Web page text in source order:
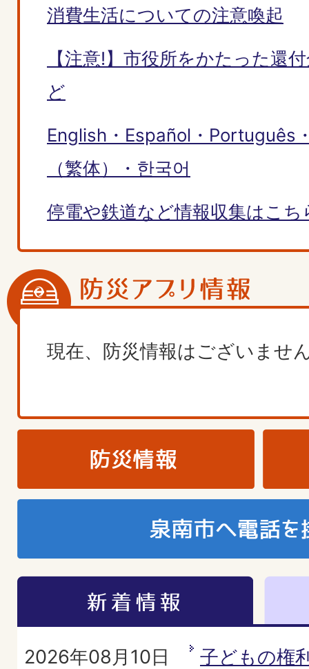
消費生活についての注意喚起
【注意!】市役所をかたった還
ど
English・Español・Português
（繁体）・한국어
停電や鉄道など情報収集はこち
現在、防災情報はございませ
2026年08月10日
子どもの権